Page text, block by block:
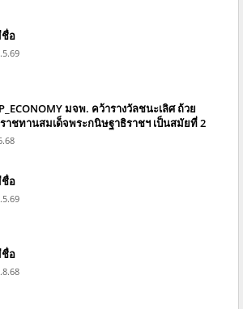
อ
มจพ. คว้ารางวัลชนะเลิศ ถ้วย
าชทานสมเด็จพระกนิษฐาธิราชฯ เป็นสมัยที่ 2
อ
อ